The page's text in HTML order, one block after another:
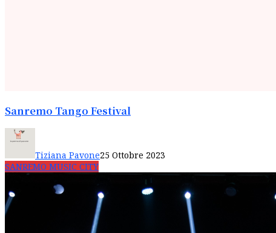
Sanremo Tango Festival
Tiziana Pavone25 Ottobre 2023
SANREMO MUSIC CITY